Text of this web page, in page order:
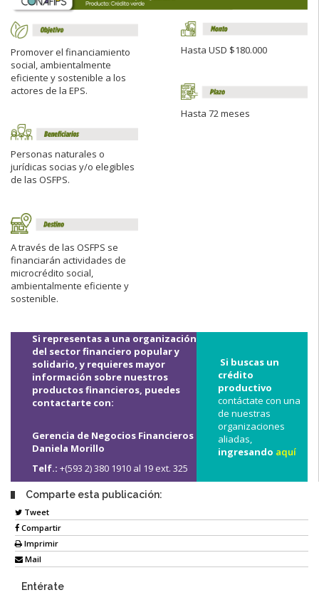
Promover el financiamiento
social, ambientalmente
eficiente y sostenible a los
actores de la EPS.
Personas naturales o
jurídicas socias y/o elegibles
de las OSFPS.
A través de las OSFPS se
financiarán actividades de
microcrédito social,
ambientalmente eficiente y
sostenible.
Hasta USD $180.000
Hasta 72 meses
Si representas a una organización
del sector financiero popular y
solidario, y requieres mayor
información sobre nuestros
productos financieros, puedes
contactarte con:
Gerencia de Negocios Financieros
Daniela Morillo
Telf.: +(593 2) 380 1910 al 19 ext. 325
Si buscas un
crédito
productivo
contáctate con una
de nuestras
organizaciones
aliadas,
ingresando aquí
Comparte esta publicación:
Tweet
Compartir
Imprimir
Mail
Entérate